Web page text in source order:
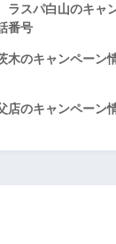
スパ白山のキャ
番号
のキャンペーン
のキャンペーン